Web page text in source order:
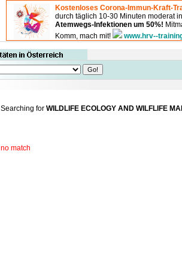
Kostenloses Corona-Immun-Kraft-
durch täglich 10-30 Minuten moderat
Atemwegs-Infektionen um 50%!
Komm, mach mit!
www.hrv--
Searching for WILDLIFE ECOLOGY AND WILFLIFE
no match